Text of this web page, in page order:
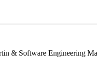
& Software Engineering